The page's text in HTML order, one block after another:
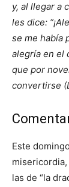
y, al llegar a
les dice:
se me había
alegría en el
que por
convertirse
Este
misericordia,
las de “la